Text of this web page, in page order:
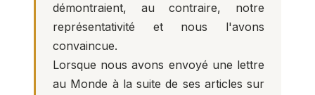
démontraient, au contraire, notre
représentativité et nous l'avons
convaincue.
Lorsque nous avons envoyé une lettre
au Monde à la suite de ses articles sur